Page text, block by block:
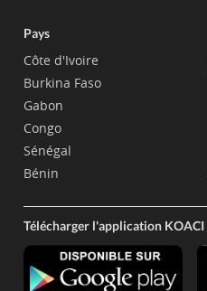
Pays
Côte d'Ivoire
Burkina Faso
Gabon
Congo
Sénégal
Bénin
Télécharger l'application KOACI